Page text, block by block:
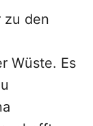
zu den
Wüste. Es